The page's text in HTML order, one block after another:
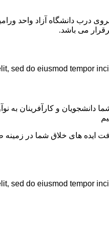
می باشد.
sed do eiusmod tempor
دانشجویان و کارآفرینان
های خلاق شما در زمینه
sed do eiusmod tempor